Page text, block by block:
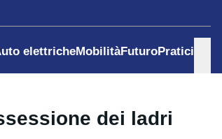
elettricheMobilitàFuturoPratici
dei ladri